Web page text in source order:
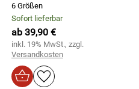
6 Größen
Sofort lieferbar
ab 39,90 €
inkl. 19% MwSt., zzgl.
Versandkosten